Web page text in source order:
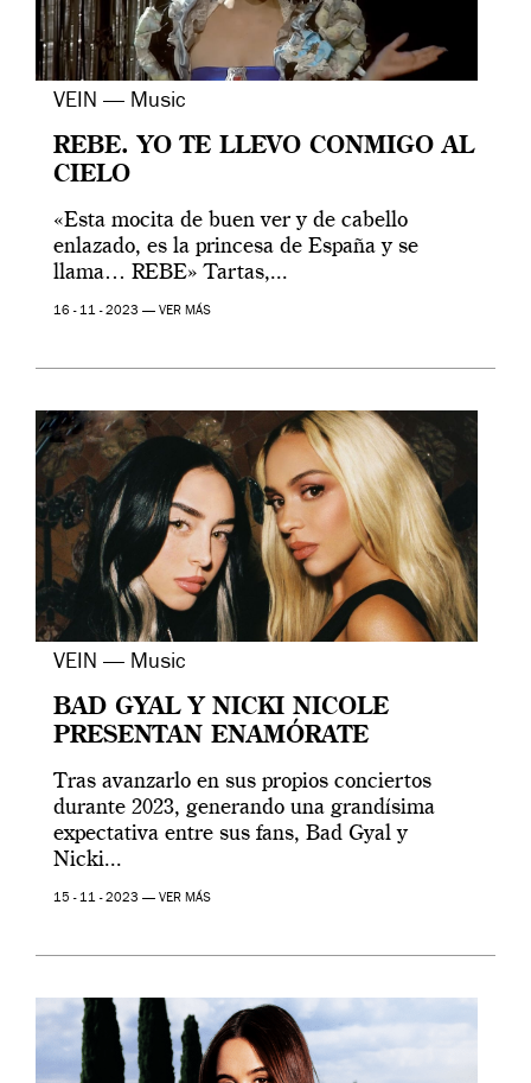
VEIN — Music
REBE. YO TE LLEVO CONMIGO AL
CIELO
«Esta mocita de buen ver y de cabello
enlazado, es la princesa de España y se
llama… REBE» Tartas,...
16 - 11 - 2023 — VER MÁS
VEIN — Music
BAD GYAL Y NICKI NICOLE
PRESENTAN ENAMÓRATE
Tras avanzarlo en sus propios conciertos
durante 2023, generando una grandísima
expectativa entre sus fans, Bad Gyal y
Nicki...
15 - 11 - 2023 — VER MÁS